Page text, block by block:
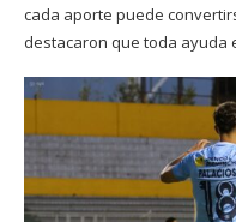
cada aporte puede
destacaron que toda ayuda